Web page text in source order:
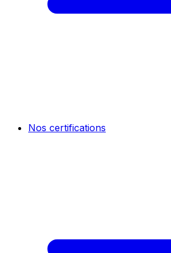
Nos certifications